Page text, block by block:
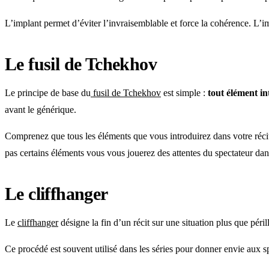
L’implant permet d’éviter l’invraisemblable et force la cohérence.
Le fusil de Tchekhov
Le principe de base du fusil de Tchekhov est simple : tout élément
avant le générique.
Comprenez que tous les éléments que vous introduirez dans votre
pas certains éléments vous vous jouerez des attentes du spectateur
Le cliffhanger
Le cliffhangerdésigne la fin d’un récit sur une situation plus que
Ce procédé est souvent utilisé dans les séries pour donner envie aux